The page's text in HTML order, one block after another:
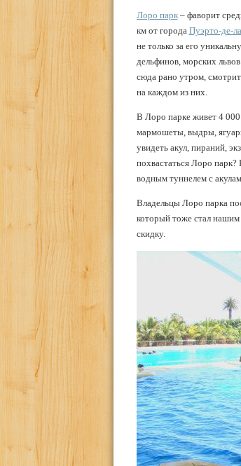
Лоро парк– фаворит
км от города Пуэрто-де-
не только за его
дельфинов, морских
сюда рано утром,
на каждом из них.
В Лоро парке живет 4 000
мармошеты, выдры,
увидеть акул, пираний,
похвастаться Лоро
водным туннелем с
Владельцы Лоро парка
который тоже стал
скидку.